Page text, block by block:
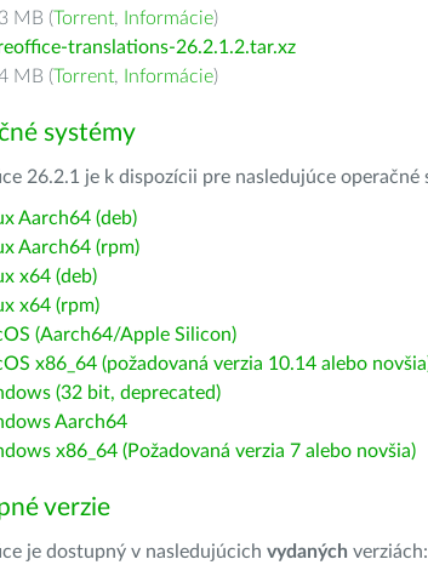
MB (Torrent, Informácie)
translations-26.2.1.2.tar.xz
MB (Torrent, Informácie)
systémy
26.2.1 je k dispozícii pre nasledujúce
Aarch64 (deb)
Aarch64 (rpm)
x64 (deb)
x64 (rpm)
(Aarch64/Apple Silicon)
x86_64 (požadovaná verzia 10.14 alebo
(32 bit, deprecated)
Aarch64
x86_64 (Požadovaná verzia 7 alebo novšia)
verzie
je dostupný v nasledujúcich vydaných verziách: